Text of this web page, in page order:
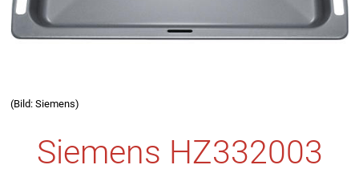
(Bild: Siemens)
Siemens HZ332003